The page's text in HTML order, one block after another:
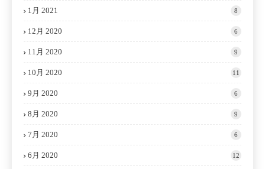
1月 2021 8
12月 2020 6
11月 2020 9
10月 2020 11
9月 2020 6
8月 2020 9
7月 2020 6
6月 2020 12